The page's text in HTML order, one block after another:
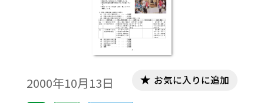
2000年10月13日 お気に入りに追加